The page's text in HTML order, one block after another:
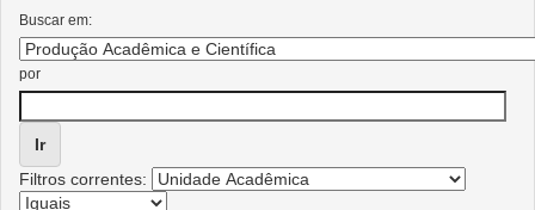
Buscar em:
por
Filtros correntes: